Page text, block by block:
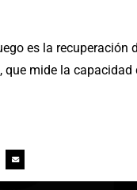
es la recuperación
, que mide la